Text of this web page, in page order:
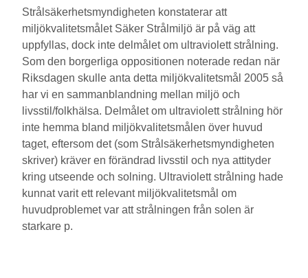
Strålsäkerhetsmyndigheten konstaterar att
miljökvalitetsmålet Säker Strålmiljö är på väg att
uppfyllas, dock inte delmålet om ultraviolett strålning.
Som den borgerliga oppositionen noterade redan när
Riksdagen skulle anta detta miljökvalitetsmål 2005 så
har vi en sammanblandning mellan miljö och
livsstil/folkhälsa. Delmålet om ultraviolett strålning hör
inte hemma bland miljökvalitetsmålen över huvud
taget, eftersom det (som Strålsäkerhetsmyndigheten
skriver) kräver en förändrad livsstil och nya attityder
kring utseende och solning. Ultraviolett strålning hade
kunnat varit ett relevant miljökvalitetsmål om
huvudproblemet var att strålningen från solen är
starkare p.